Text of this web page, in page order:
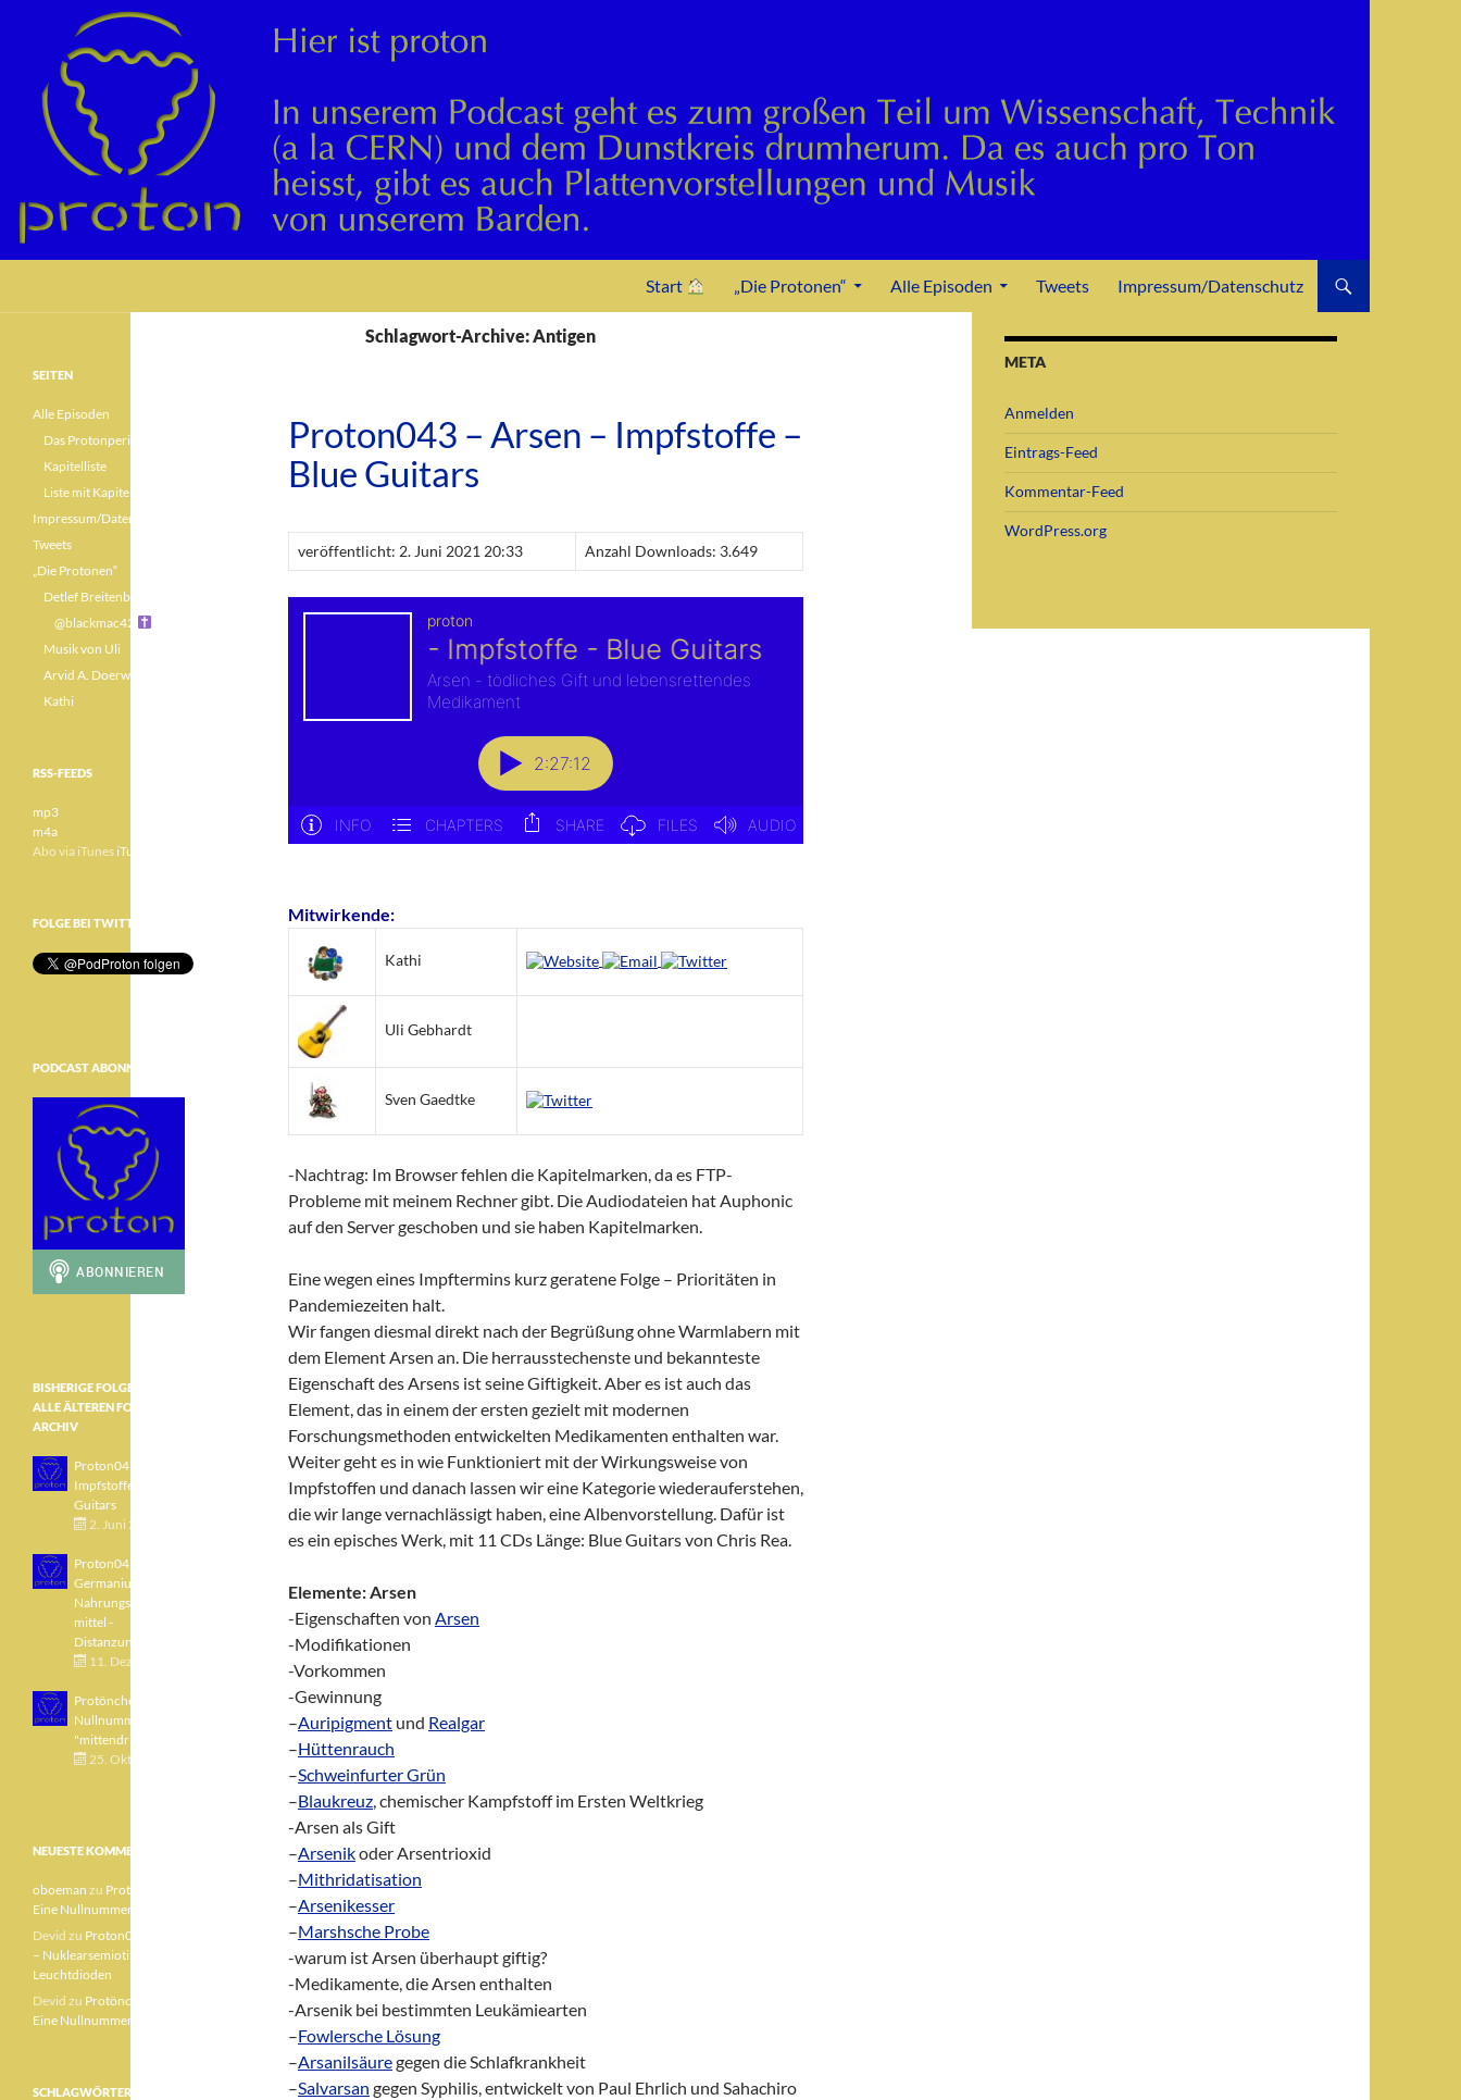
Start „Die Protonen“ Alle Episoden Tweets Impressum/Datenschutz
Schlagwort-Archive: Antigen
Proton043 – Arsen – Impfstoffe –
Blue Guitars
veröffentlicht: 2. Juni 2021 20:33 Anzahl Downloads: 3.649
Mitwirkende:
Kathi
Uli Gebhardt
Sven Gaedtke
-Nachtrag: Im Browser fehlen die Kapitelmarken, da es FTP-
Probleme mit meinem Rechner gibt. Die Audiodateien hat Auphonic
auf den Server geschoben und sie haben Kapitelmarken.
Eine wegen eines Impftermins kurz geratene Folge – Prioritäten in
Pandemiezeiten halt.
Wir fangen diesmal direkt nach der Begrüßung ohne Warmlabern mit
dem Element Arsen an. Die herrausstechenste und bekannteste
Eigenschaft des Arsens ist seine Giftigkeit. Aber es ist auch das
Element, das in einem der ersten gezielt mit modernen
Forschungsmethoden entwickelten Medikamenten enthalten war.
Weiter geht es in wie Funktioniert mit der Wirkungsweise von
Impfstoffen und danach lassen wir eine Kategorie wiederauferstehen,
die wir lange vernachlässigt haben, eine Albenvorstellung. Dafür ist
es ein episches Werk, mit 11 CDs Länge: Blue Guitars von Chris Rea.
Elemente: Arsen
-Eigenschaften von Arsen
-Modifikationen
-Vorkommen
-Gewinnung
–Auripigment und Realgar
–Hüttenrauch
–Schweinfurter Grün
–Blaukreuz, chemischer Kampfstoff im Ersten Weltkrieg
-Arsen als Gift
–Arsenikoder Arsentrioxid
–Mithridatisation
–Arsenikesser
–Marshsche Probe
-warum ist Arsen überhaupt giftig?
-Medikamente, die Arsen enthalten
-Arsenik bei bestimmten Leukämiearten
–Fowlersche Lösung
–Arsanilsäuregegen die Schlafkrankheit
–Salvarsan gegen Syphilis, entwickelt von Paul Ehrlich und Sahachiro
META
Anmelden
Eintrags-Feed
Kommentar-Feed
WordPress.org
SEITEN
Alle Episoden
Das Protonperiodensystem
Kapitelliste
Liste mit Kapiteln
Impressum/Datenschutz
Tweets
„Die Protonen“
Detlef Breitenbach
@blackmac42
Musik von Uli
Arvid A. Doerwald
Kathi
RSS-FEEDS
mp3
m4a
Abo via iTunes iTunes
FOLGE BEI TWITTER
PODCAST ABONNIEREN
BISHERIGE FOLGEN ………………
ALLE ÄLTEREN FOLGEN IM
ARCHIV
Proton043 - Arsen -
Impfstoffe - Blue
Guitars
2. Juni 2021
Proton042 -
Germanium -
Nahrungsergänzungs
mittel -
Distanzunterricht
11. Dezember 2020
Protönchen 041 - Eine
Nullnummer
"mittendrin"
25. Oktober 2020
NEUESTE KOMMENTARE
oboeman zu Protönchen 041 –
Eine Nullnummer „mittendrin“
Devid zu Proton040 – Gallium
– Nuklearsemiotik –
Leuchtdioden
Devid zu Protönchen 041 –
Eine Nullnummer „mittendrin“
SCHLAGWÖRTER